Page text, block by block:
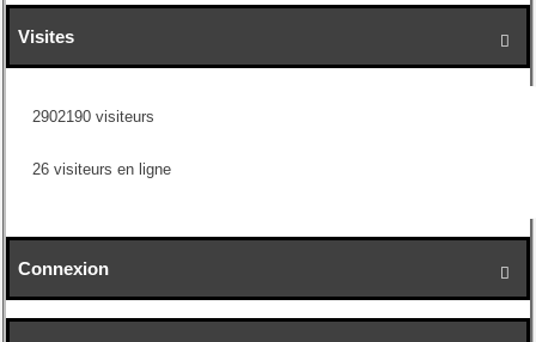

Visites
2902190 visiteurs
26 visiteurs en ligne

Connexion